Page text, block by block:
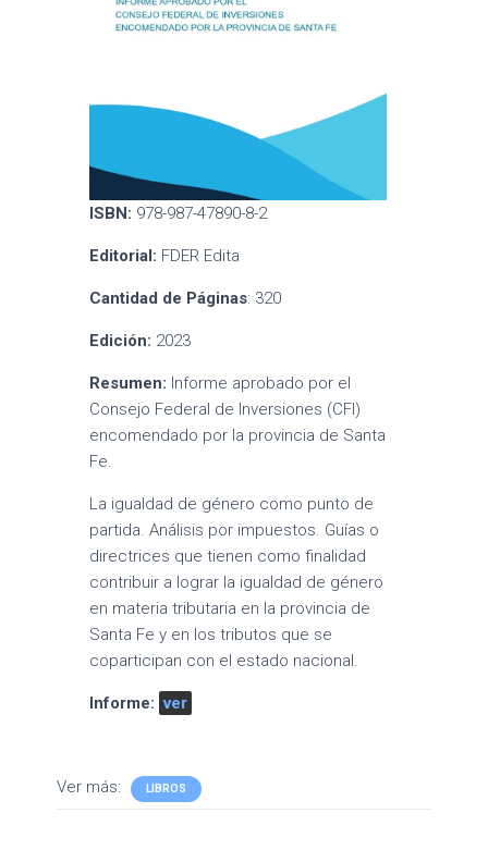
ISBN: 978-987-47890-8-2
Editorial: FDER Edita
Cantidad de Páginas: 320
Edición: 2023
Resumen: Informe aprobado por el
Consejo Federal de Inversiones (CFI)
encomendado por la provincia de Santa
Fe.
La igualdad de género como punto de
partida. Análisis por impuestos. Guías o
directrices que tienen como finalidad
contribuir a lograr la igualdad de género
en materia tributaria en la provincia de
Santa Fe y en los tributos que se
coparticipan con el estado nacional.
Informe: ver
Ver más: LIBROS